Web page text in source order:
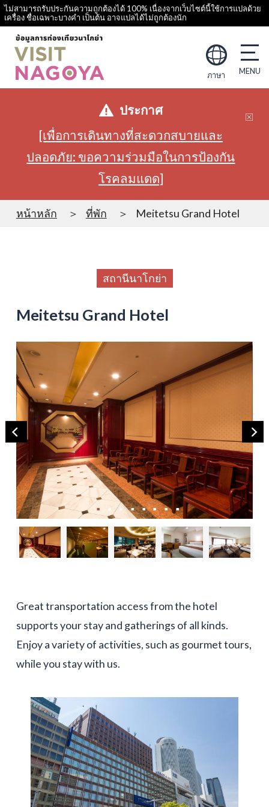
ไม่สามารถรับประกันความถูกต้องได้ 100% เนื่องจากเว็บไซต์นี้ใช้การแปลด้วย
เครื่อง ชื่อเฉพาะบางคำ เป็นต้น อาจแปลได้ไม่ถูกต้องนัก
ภาษา
ประกาศ
[เพื่อการเดินทางที่สะดวกสบายและ
ปลอดภัย: ขอความร่วมมือในการป้องกัน
โรคลมแดด]
หน้าหลัก ที่พัก Meitetsu Grand Hotel
สถานีนาโกย่า
Meitetsu Grand Hotel
Great transportation access from the hotel
supports your stay and gatherings of all kinds.
Enjoy a variety of activities, such as gourmet tours,
while you stay with us.